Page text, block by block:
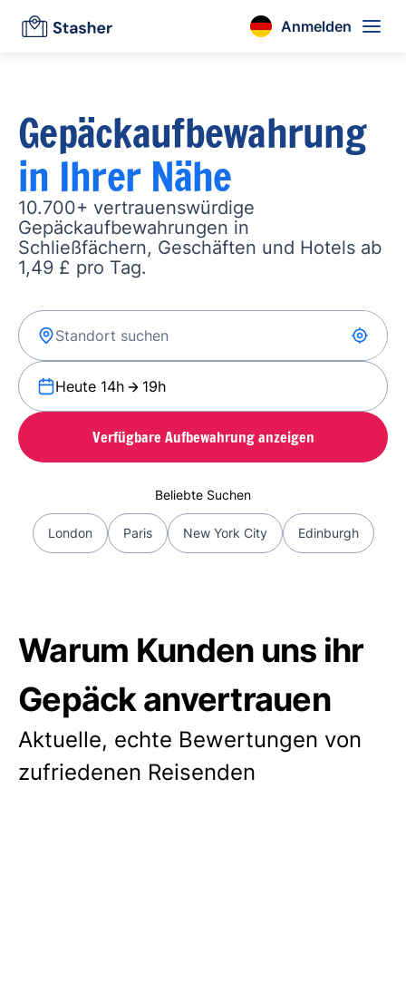
Anmelden
Gepäckaufbewahrung
in Ihrer Nähe
10.700+ vertrauenswürdige
Gepäckaufbewahrungen in
Schließfächern, Geschäften und Hotels ab
1,49 £ pro Tag.
Heute 14h 19h
Verfügbare Aufbewahrung anzeigen
Beliebte Suchen
London Paris New York City Edinburgh
Warum Kunden uns ihr
Gepäck anvertrauen
Aktuelle, echte Bewertungen von
zufriedenen Reisenden